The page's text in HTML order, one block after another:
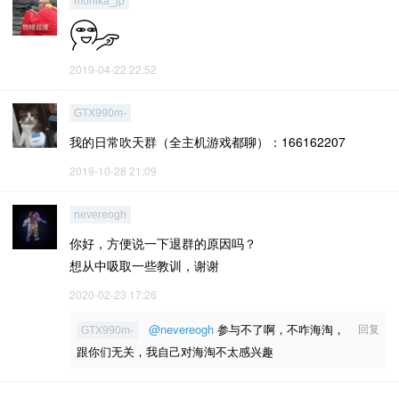
2019-04-22 22:52
GTX990m-
我的日常吹天群（全主机游戏都聊）：166162207
2019-10-28 21:09
nevereogh
你好，方便说一下退群的原因吗？
想从中吸取一些教训，谢谢
2020-02-23 17:26
回复
GTX990m- @nevereogh 参与不了啊，不咋海淘，
跟你们无关，我自己对海淘不太感兴趣